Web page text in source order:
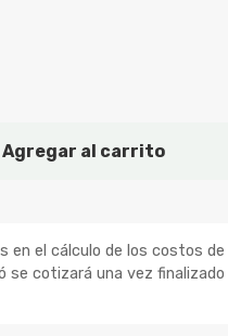
Agregar al carrito
en el cálculo de los costos de
se cotizará una vez finalizado